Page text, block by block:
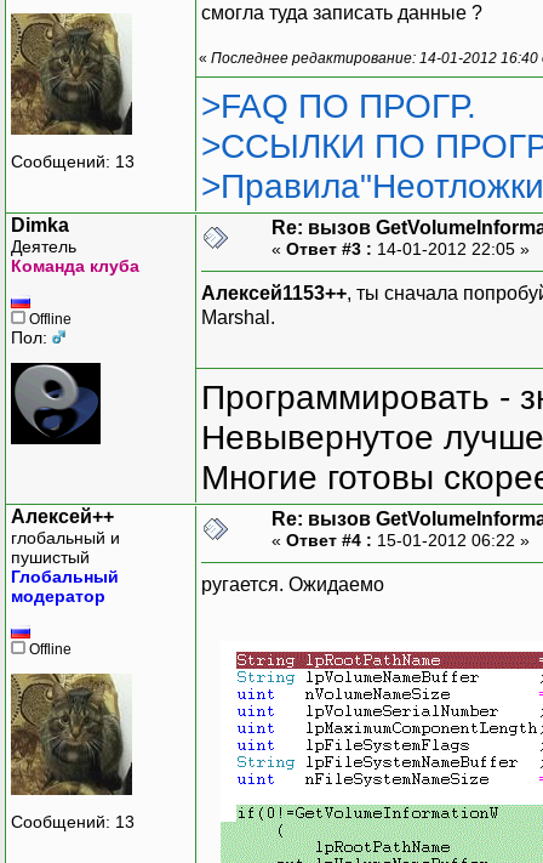
}
}
Сообщений: 13
смогла туда записать данные ?
« Последнее редактирование: 14-01-2012
>FAQ ПО ПРОГР.
>ССЫЛКИ ПО
Dimka
Деятель
Команда клуба
Offline
Пол:
Re: вызов
« Ответ #3 : 14-01-2012 22:05 »
Алексей1153++, ты сначала
Marshal.
Программировать -
Невывернутое
Многие готовы
Алексей++
глобальный и
пушистый
Глобальный
модератор
Offline
Сообщений: 13
Re: вызов
« Ответ #4 : 15-01-2012 06:22 »
ругается. Ожидаемо